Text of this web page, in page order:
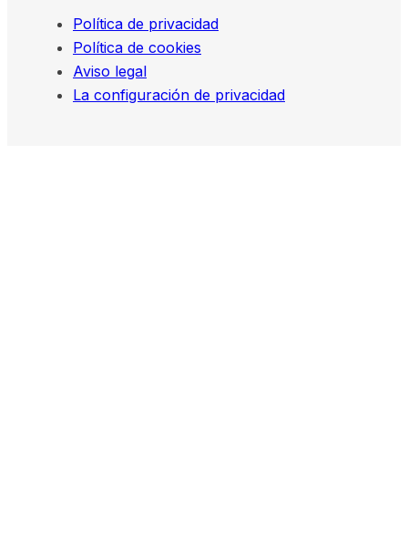
Política de privacidad
Política de cookies
Aviso legal
La configuración de privacidad